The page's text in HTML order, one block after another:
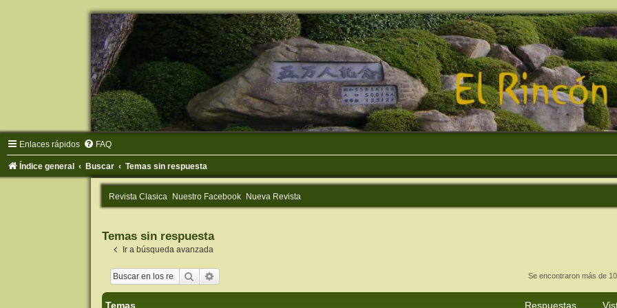
Enlaces rápidos FAQ
Índice general Buscar Temas sin respuesta
Revista Clasica Nuestro Facebook Nueva Revista
Temas sin respuesta
Ir a búsqueda avanzada
Buscar Se encontraron más de
Temas Respuestas